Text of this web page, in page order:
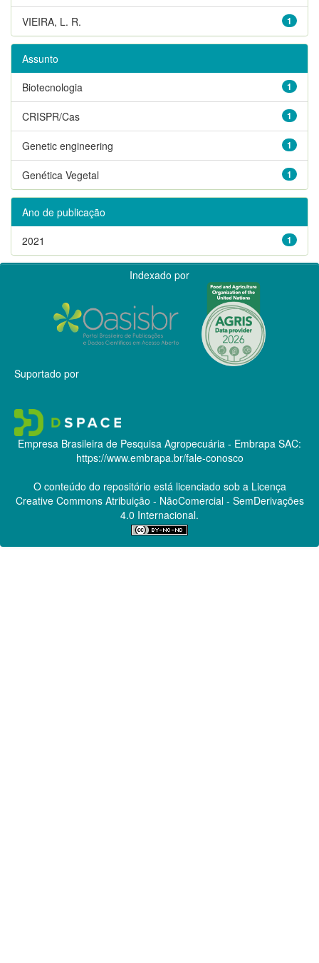
1
VIEIRA, L. R.
Assunto
1
Biotecnologia
1
CRISPR/Cas
1
Genetic engineering
1
Genética Vegetal
Ano de publicação
1
2021
Indexado por
Suportado por
Empresa Brasileira de Pesquisa Agropecuária - Embrapa SAC:
https://www.embrapa.br/fale-conosco
O conteúdo do repositório está licenciado sob a Licença
Creative CommonsAtribuição - NãoComercial - SemDerivações
4.0 Internacional.